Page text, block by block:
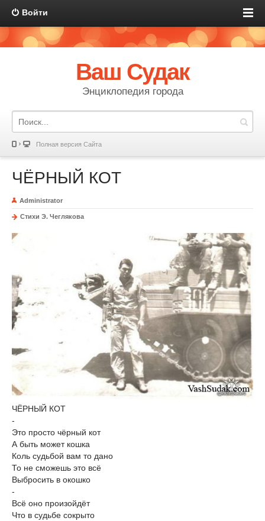
Войти
Ваш Судак
Энциклопедия города
Полная версия Сайта
ЧЁРНЫЙ КОТ
Administrator
Стихи Э. Чеглякова
ЧЁРНЫЙ КОТ
-
Это просто чёрный кот
А быть может кошка
Коль судьбой вам то дано
То не сможешь это всё
Выбросить в окошко
-
Всё оно произойдёт
Что в судьбе сокрыто